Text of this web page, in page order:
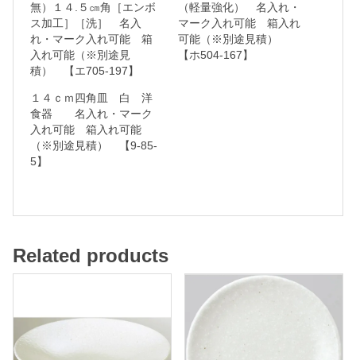
能
入
れ
無）１４.５㎝角［エンボ
ス加工］［洗］ 名入
れ・マーク入れ可能 箱
入れ可能（※別途見
積） 【エ705-197】
（軽量強化） 名入れ・
マーク入れ可能 箱入れ
可能（※別途見積）
【ホ504-167】
１４ｃｍ四角皿 白 洋
食器 名入れ・マーク
入れ可能 箱入れ可能
（※別途見積） 【9-85-
5】
Related products